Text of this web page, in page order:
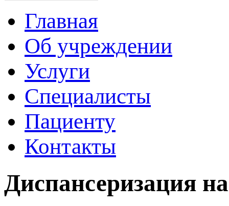
Главная
Об учреждении
Услуги
Специалисты
Пациенту
Контакты
Диспансеризация